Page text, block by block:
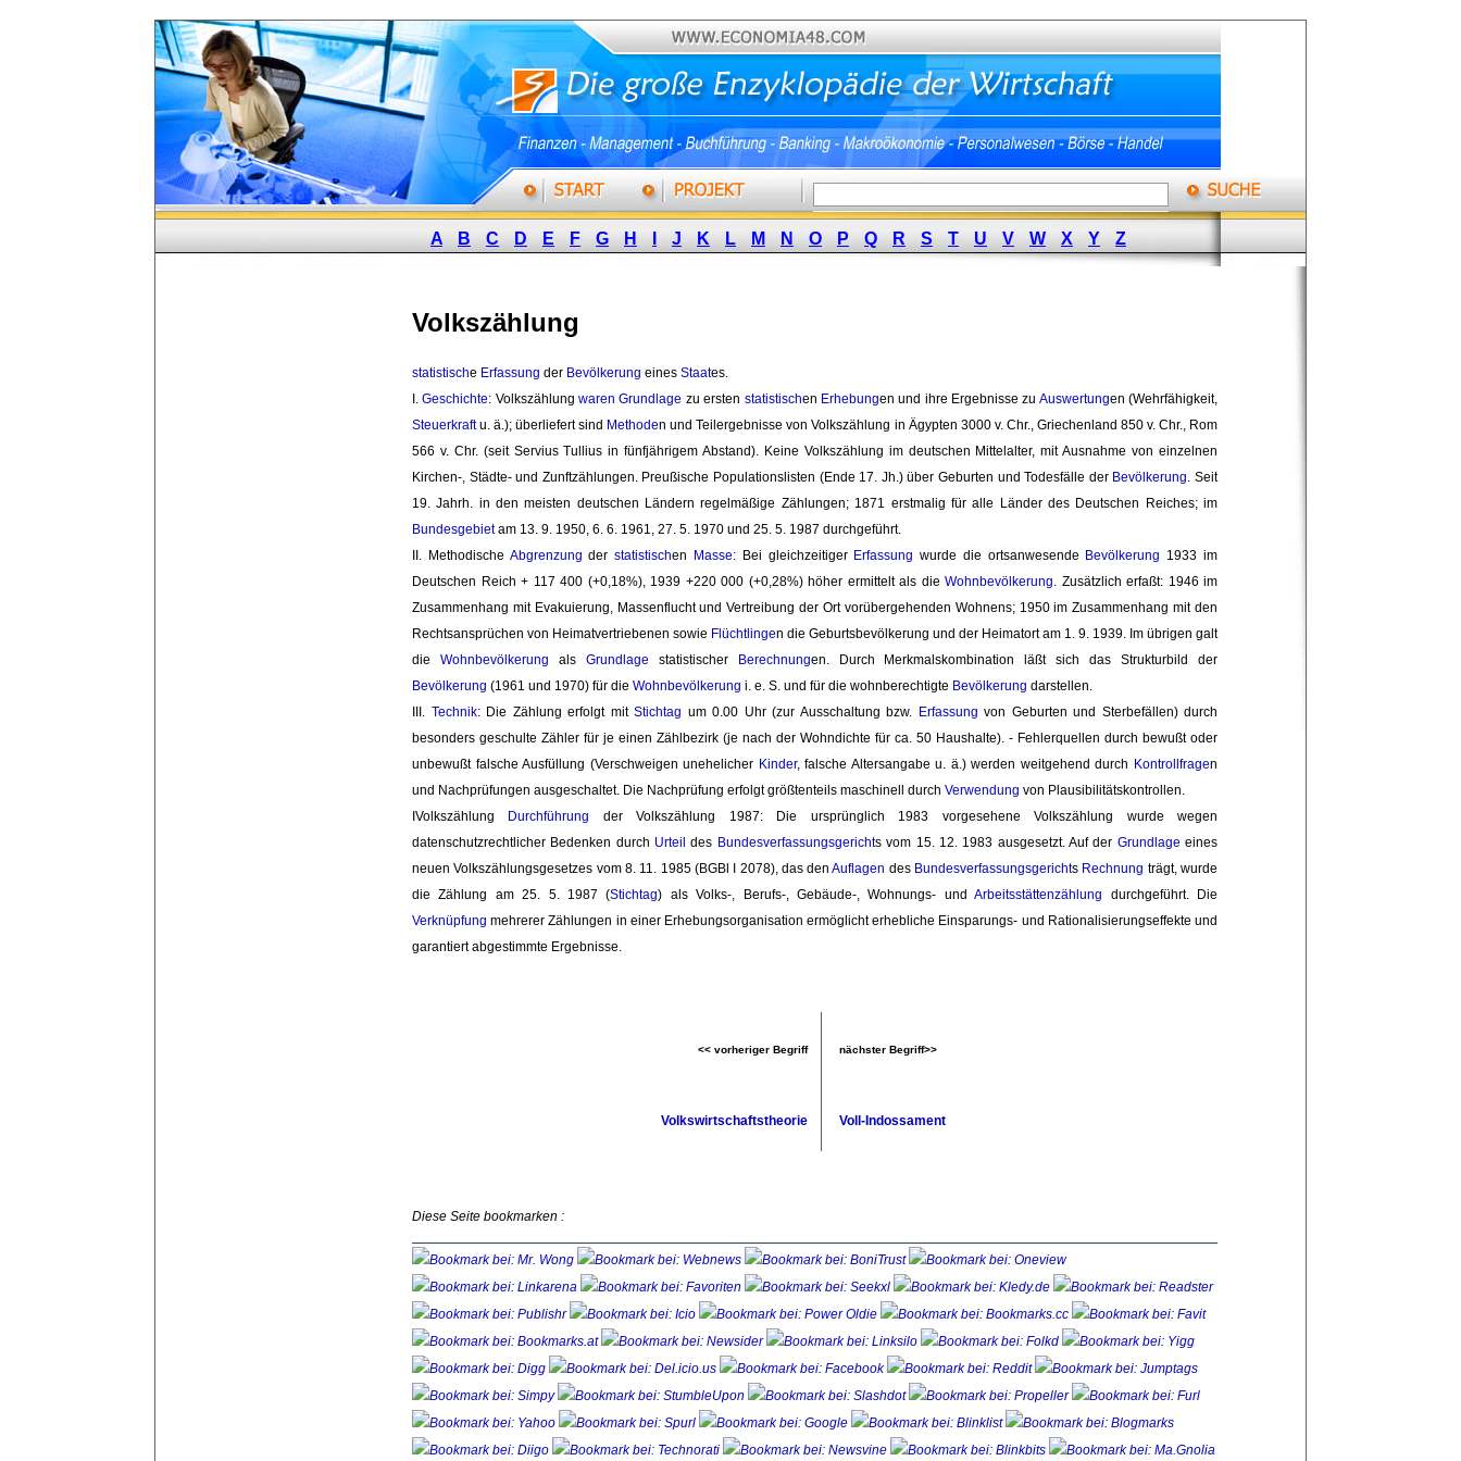
A B C D E F G H J K L M N O P Q R S T U V W X Y Z
Volkszählung
statistische Erfassung der Bevölkerung eines Staates.
I. Geschichte: Volkszählungwaren Grundlage zu ersten statistischen Erhebungen und ihre Ergebnisse zu Auswertungen (Wehrfähigkeit,
Steuerkraftu. ä.); überliefert sind Methoden und Teilergebnisse von Volkszählung in Ägypten 3000 v. Chr., Griechenland 850 v. Chr., Rom
566 v. Chr. (seit Servius Tullius in fünfjährigem Abstand). Keine Volkszählung im deutschen Mittelalter, mit Ausnahme von einzelnen
Kirchen-, Städte- und Zunftzählungen. Preußische Populationslisten (Ende 17. Jh.) über Geburten und Todesfälle der Bevölkerung. Seit
19. Jahrh. in den meisten deutschen Ländern regelmäßige Zählungen; 1871 erstmalig für alle Länder des Deutschen Reiches; im
Bundesgebietam 13. 9. 1950, 6. 6. 1961, 27. 5. 1970 und 25. 5. 1987 durchgeführt.
II. Methodische Abgrenzung der statistischen Masse: Bei gleichzeitiger Erfassung wurde die ortsanwesende Bevölkerung 1933 im
Deutschen Reich + 117 400 (+0,18%), 1939 +220 000 (+0,28%) höher ermittelt als die Wohnbevölkerung. Zusätzlich erfaßt: 1946 im
Zusammenhang mit Evakuierung, Massenflucht und Vertreibung der Ort vorübergehenden Wohnens; 1950 im Zusammenhang mit den
Rechtsansprüchen von Heimatvertriebenen sowie Flüchtlingen die Geburtsbevölkerung und der Heimatort am 1. 9. 1939. Im übrigen galt
die Wohnbevölkerung als Grundlage statistischer Berechnungen. Durch Merkmalskombination läßt sich das Strukturbild der
Bevölkerung (1961 und 1970) für die Wohnbevölkerung i. e. S. und für die wohnberechtigte Bevölkerung darstellen.
III. Technik: Die Zählung erfolgt mit Stichtag um 0.00 Uhr (zur Ausschaltung bzw. Erfassung von Geburten und Sterbefällen) durch
besonders geschulte Zähler für je einen Zählbezirk (je nach der Wohndichte für ca. 50 Haushalte). - Fehlerquellen durch bewußt oder
unbewußt falsche Ausfüllung (Verschweigen unehelicher Kinder, falsche Altersangabe u. ä.) werden weitgehend durch Kontrollfragen
und Nachprüfungen ausgeschaltet. Die Nachprüfung erfolgt größtenteils maschinell durch Verwendung von Plausibilitätskontrollen.
IVolkszählung
Durchführung
der Volkszählung 1987: Die ursprünglich 1983 vorgesehene Volkszählung wurde wegen
datenschutzrechtlicher Bedenken durch Urteil des Bundesverfassungsgerichts vom 15. 12. 1983 ausgesetzt. Auf der Grundlage eines
neuen Volkszählungsgesetzes vom 8. 11. 1985 (BGBl I 2078), das denAuflagen des Bundesverfassungsgerichts Rechnung trägt, wurde
die Zählung am 25. 5. 1987 (Stichtag) als Volks-, Berufs-, Gebäude-, Wohnungs- undArbeitsstättenzählung durchgeführt. Die
Verknüpfung mehrerer Zählungen in einer Erhebungsorganisation ermöglicht erhebliche Einsparungs- und Rationalisierungseffekte und
garantiert abgestimmte Ergebnisse.
<< vorheriger Begriff nächster Begriff>>
Volkswirtschaftstheorie Voll-Indossament
Diese Seite bookmarken :